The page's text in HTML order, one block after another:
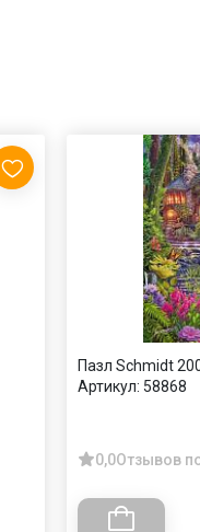
Пазл Schmidt
Артикул: 58868
0,0Отзывов